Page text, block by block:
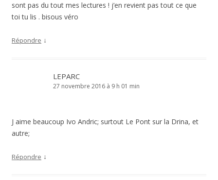
sont pas du tout mes lectures ! j’en revient pas tout ce que
toi tu lis . bisous véro
Répondre ↓
LEPARC
27 novembre 2016 à 9 h 01 min
J aime beaucoup Ivo Andric; surtout Le Pont sur la Drina, et
autre;
Répondre ↓